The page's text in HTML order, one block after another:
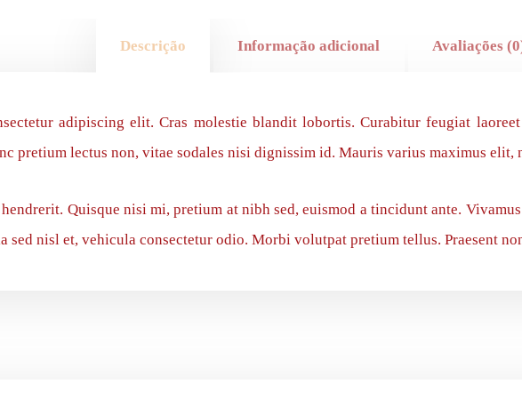
Descrição Informação adicional Avaliações
adipiscing elit. Cras molestie blandit lobortis. Curabitur feugiat
pretium lectus non, vitae sodales nisi dignissim id. Mauris varius maximus elit,
Quisque nisi mi, pretium at nibh sed, euismod a tincidunt ante.
sed nisl et, vehicula consectetur odio. Morbi volutpat pretium tellus. Praesent